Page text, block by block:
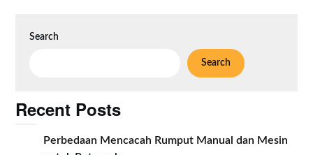
Search
Search
Recent Posts
Perbedaan Mencacah Rumput Manual dan Mesin